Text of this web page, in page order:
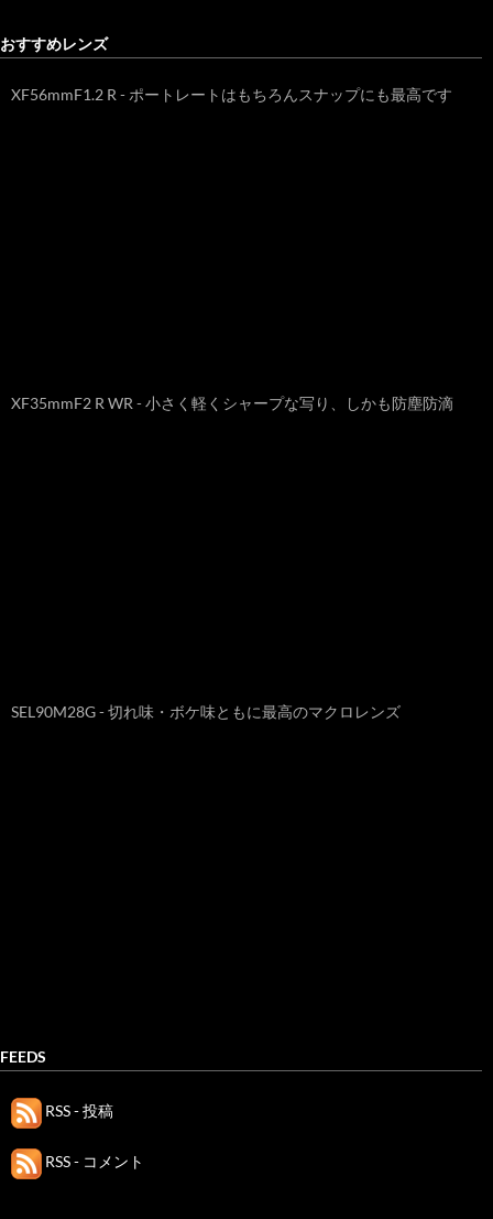
おすすめレンズ
XF56mmF1.2 R - ポートレートはもちろんスナップにも最高です
XF35mmF2 R WR - 小さく軽くシャープな写り、しかも防塵防滴
SEL90M28G - 切れ味・ボケ味ともに最高のマクロレンズ
FEEDS
RSS - 投稿
RSS - コメント